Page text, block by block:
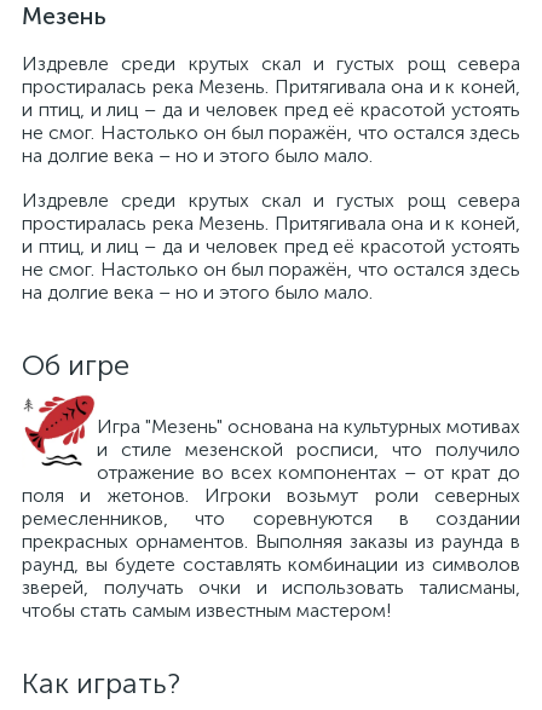
Мезень
Издревле среди крутых скал и густых рощ севера
простиралась река Мезень. Притягивала она и к коней,
и птиц, и лиц – да и человек пред её красотой устоять
не смог. Настолько он был поражён, что остался здесь
на долгие века – но и этого было мало.
Издревле среди крутых скал и густых рощ севера
простиралась река Мезень. Притягивала она и к коней,
и птиц, и лиц – да и человек пред её красотой устоять
не смог. Настолько он был поражён, что остался здесь
на долгие века – но и этого было мало.
Об игре
Игра "Мезень" основана на культурных мотивах
и стиле мезенской росписи, что получило
отражение во всех компонентах – от крат до
поля и жетонов. Игроки возьмут роли северных
ремесленников, что соревнуются в создании
прекрасных орнаментов. Выполняя заказы из раунда в
раунд, вы будете составлять комбинации из символов
зверей, получать очки и использовать талисманы,
чтобы стать самым известным мастером!
Как играть?